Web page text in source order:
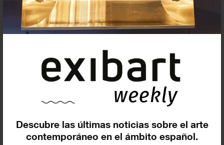
Descubre las últimas noticias sobre el arte
contemporáneo en el ámbito español.
Insertar residencias
Insertar exposición o evento